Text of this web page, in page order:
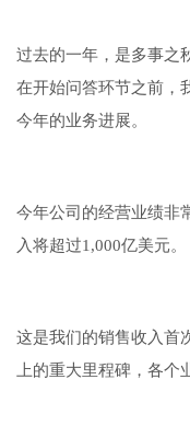
过去的一年，是多事之
在开始问答环节之前，
今年的业务进展。
今年公司的经营业绩非
入将超过1,000亿美元。
这是我们的销售收入首
上的重大里程碑，各个